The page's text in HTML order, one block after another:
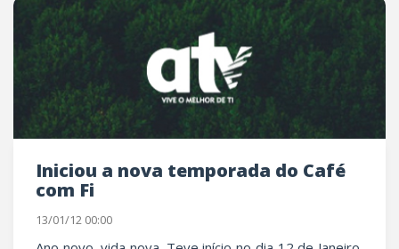
Iniciou a nova temporada do Café
com Fi
13/01/12 00:00